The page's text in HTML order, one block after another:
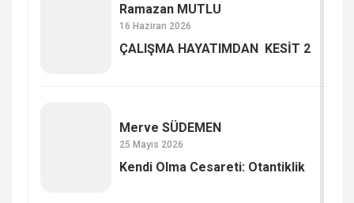
Ramazan MUTLU
16 Haziran 2026
ÇALIŞMA HAYATIMDAN KESİT 2
Merve SÜDEMEN
25 Mayıs 2026
Kendi Olma Cesareti: Otantiklik